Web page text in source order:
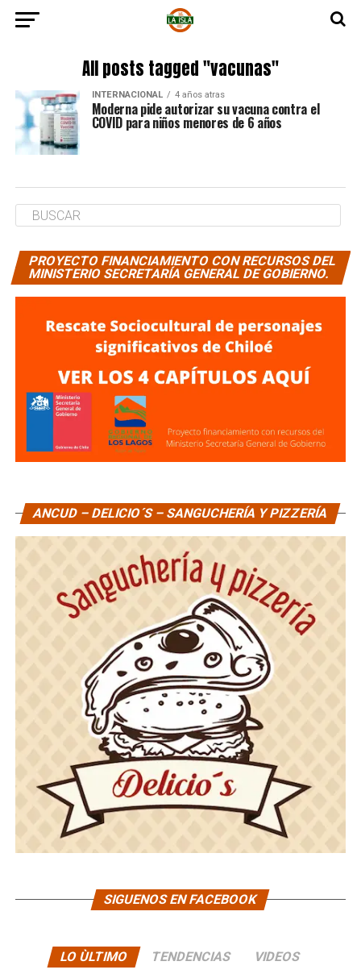
All posts tagged "vacunas"
INTERNACIONAL 4 años atras
Moderna pide autorizar su vacuna contra el
COVID para niños menores de 6 años
PROYECTO FINANCIAMIENTO CON RECURSOS DEL
MINISTERIO SECRETARÍA GENERAL DE GOBIERNO.
ANCUD – DELICIO´S – SANGUCHERÍA Y PIZZERÍA
SIGUENOS EN FACEBOOK
LO ÙLTIMO TENDENCIAS VIDEOS